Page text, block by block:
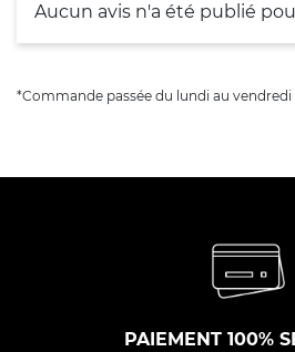
Aucun avis n'a été publié
*Commande passée du lundi au vendredi
PAIEMENT 100%